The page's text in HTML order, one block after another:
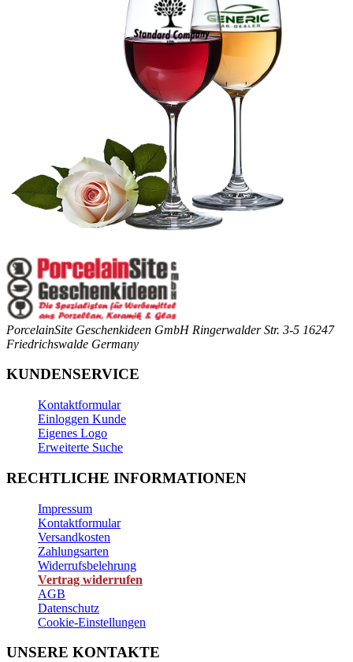
PorcelainSite Geschenkideen GmbH Ringerwalder Str. 3-5 16247
Friedrichswalde Germany
KUNDENSERVICE
Kontaktformular
Einloggen Kunde
Eigenes Logo
Erweiterte Suche
RECHTLICHE INFORMATIONEN
Impressum
Kontaktformular
Versandkosten
Zahlungsarten
Widerrufsbelehrung
Vertrag widerrufen
AGB
Datenschutz
Cookie-Einstellungen
UNSERE KONTAKTE